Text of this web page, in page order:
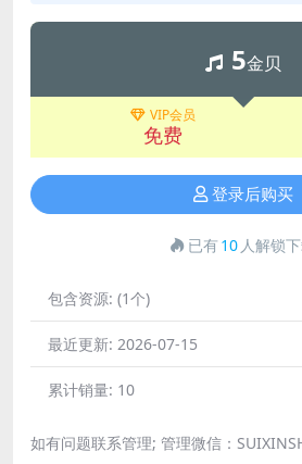
5金贝
VIP会员
免费
登录后购买
已有10 人解锁
包含资源: (1个)
最近更新: 2026-07-15
累计销量: 10
如有问题联系管理; 管理微信：